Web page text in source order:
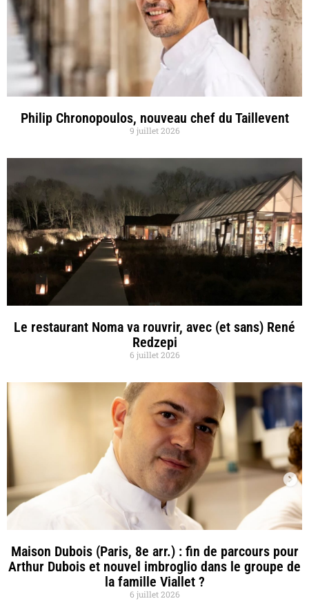
Philip Chronopoulos, nouveau chef du Taillevent
9 juillet 2026
Le restaurant Noma va rouvrir, avec (et sans) René
Redzepi
6 juillet 2026
Maison Dubois (Paris, 8e arr.) : fin de parcours pour
Arthur Dubois et nouvel imbroglio dans le groupe de
la famille Viallet ?
6 juillet 2026